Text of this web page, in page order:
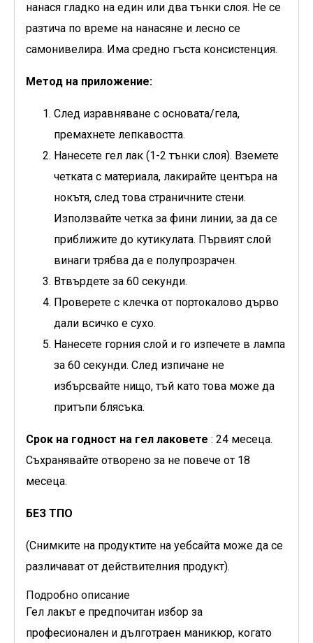
нанася гладко на един или два тънки слоя. Не се
разтича по време на нанасяне и лесно се
самонивелира. Има средно гъста консистенция.
Метод на приложение:
След изравняване с основата/гела,
премахнете лепкавостта.
Нанесете гел лак (1-2 тънки слоя). Вземете
четката с материала, лакирайте центъра на
нокътя, след това страничните стени.
Използвайте четка за фини линии, за да се
приближите до кутикулата. Първият слой
винаги трябва да е полупрозрачен.
Втвърдете за 60 секунди.
Проверете с клечка от портокалово дърво
дали всичко е сухо.
Нанесете горния слой и го изпечете в лампа
за 60 секунди. След изпичане не
избърсвайте нищо, тъй като това може да
притъпи блясъка.
Срок на годност на гел лаковете : 24 месеца.
Съхранявайте отворено за не повече от 18
месеца.
БЕЗ ТПО
(Снимките на продуктите на уебсайта може да се
различават от действителния продукт).
Подробно описание
Гел лакът е предпочитан избор за
професионален и дълготраен маникюр, когато